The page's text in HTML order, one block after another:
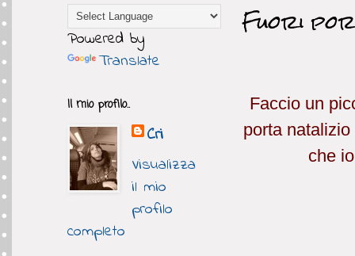
Fuori
Faccio un
porta
che
Powered by
Translate
Il mio profilo..
Cri
Visualizza
il mio
profilo
completo